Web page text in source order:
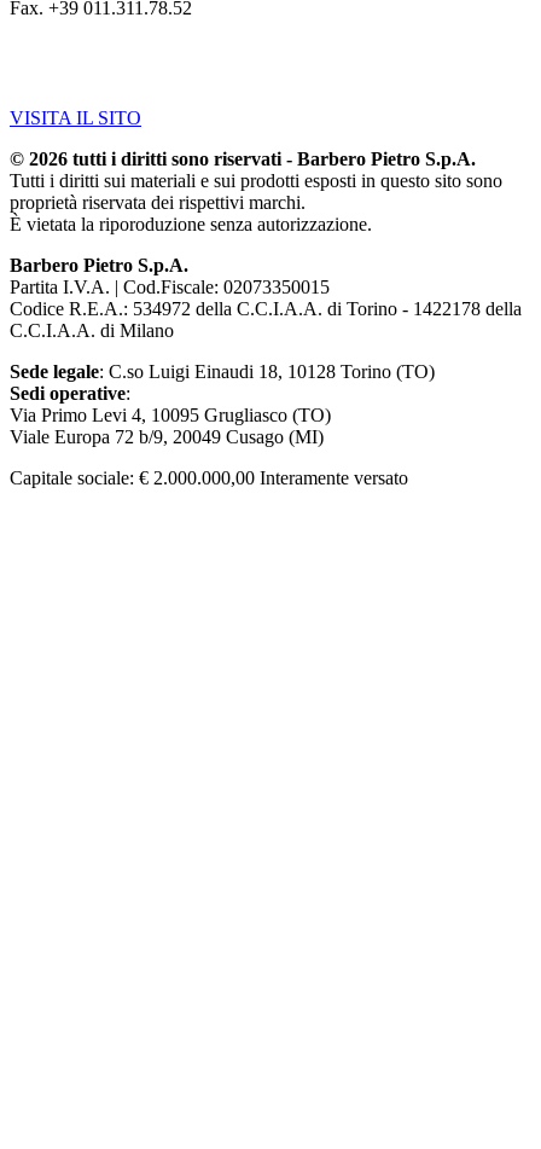
Fax. +39 011.311.78.52
VISITA IL SITO
© 2026 tutti i diritti sono riservati - Barbero Pietro S.p.A.
Tutti i diritti sui materiali e sui prodotti esposti in questo sito sono
proprietà riservata dei rispettivi marchi.
È vietata la riporoduzione senza autorizzazione.
Barbero Pietro S.p.A.
Partita I.V.A. | Cod.Fiscale: 02073350015
Codice R.E.A.: 534972 della C.C.I.A.A. di Torino - 1422178 della
C.C.I.A.A. di Milano
Sede legale: C.so Luigi Einaudi 18, 10128 Torino (TO)
Sedi operative:
Via Primo Levi 4, 10095 Grugliasco (TO)
Viale Europa 72 b/9, 20049 Cusago (MI)
Capitale sociale: € 2.000.000,00 Interamente versato